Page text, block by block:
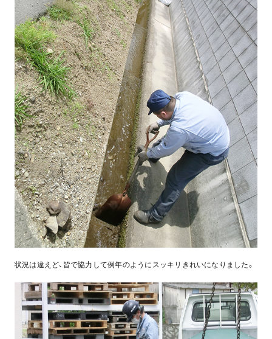
状況は違えど、皆で協力して例年のようにスッキリきれいになりました。